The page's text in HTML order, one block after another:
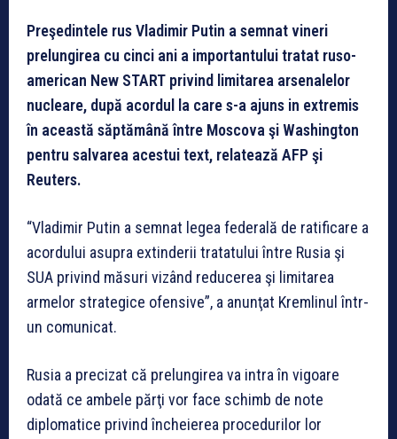
Preşedintele rus Vladimir Putin a semnat vineri
prelungirea cu cinci ani a importantului tratat ruso-
american New START privind limitarea arsenalelor
nucleare, după acordul la care s-a ajuns in extremis
în această săptămână între Moscova şi Washington
pentru salvarea acestui text, relatează AFP şi
Reuters.
“Vladimir Putin a semnat legea federală de ratificare a
acordului asupra extinderii tratatului între Rusia şi
SUA privind măsuri vizând reducerea şi limitarea
armelor strategice ofensive”, a anunţat Kremlinul într-
un comunicat.
Rusia a precizat că prelungirea va intra în vigoare
odată ce ambele părţi vor face schimb de note
diplomatice privind încheierea procedurilor lor